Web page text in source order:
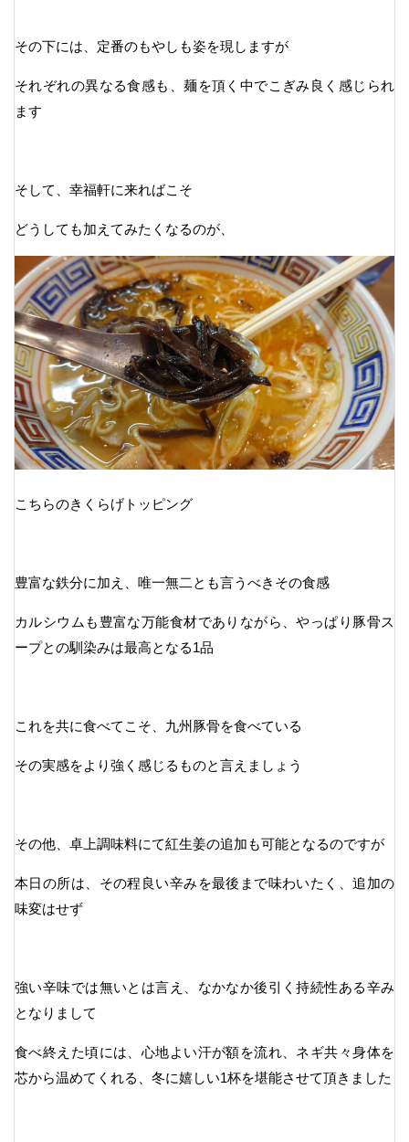
その下には、定番のもやしも姿を現しますが
それぞれの異なる食感も、麺を頂く中でこぎみ良く感じられ
ます
そして、幸福軒に来ればこそ
どうしても加えてみたくなるのが、
こちらのきくらげトッピング
豊富な鉄分に加え、唯一無二とも言うべきその食感
カルシウムも豊富な万能食材でありながら、やっぱり豚骨ス
ープとの馴染みは最高となる1品
これを共に食べてこそ、九州豚骨を食べている
その実感をより強く感じるものと言えましょう
その他、卓上調味料にて紅生姜の追加も可能となるのですが
本日の所は、その程良い辛みを最後まで味わいたく、追加の
味変はせず
強い辛味では無いとは言え、なかなか後引く持続性ある辛み
となりまして
食べ終えた頃には、心地よい汗が額を流れ、ネギ共々身体を
芯から温めてくれる、冬に嬉しい1杯を堪能させて頂きました